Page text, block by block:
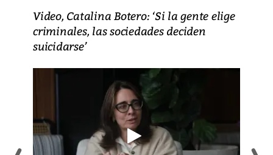
Video, Catalina Botero: ‘Si la gente elige
criminales, las sociedades deciden
suicidarse’